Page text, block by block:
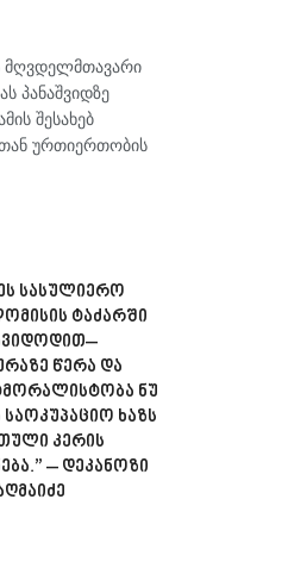
მღვდელმთავარი
პანაშვიდზე
შესახებ
ურთიერთობის
სასულიერო
ტაძარში
წერა და
ნუ
საოკუპაციო ხაზს
კერის
– დეკანოზი